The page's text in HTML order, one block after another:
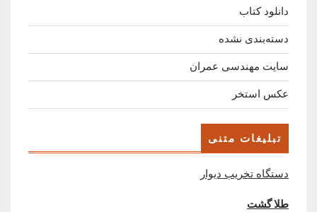
دانلود کتاب
دسته‌بندی نشده
سایت مهندسی عمران
عکس استخر
تبلیغات متنی
دستگاه تخریب دیوار
طلا گشت